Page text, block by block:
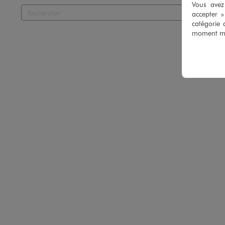
Vous
accepter
catégorie
moment